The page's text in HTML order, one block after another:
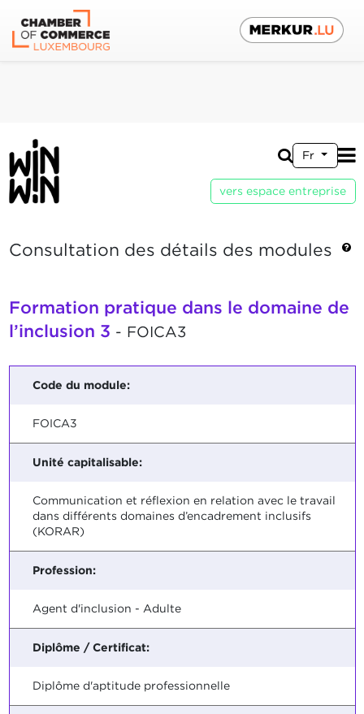
Fr
vers espace entreprise
Consultation des détails des modules
Formation pratique dans le domaine de
l’inclusion 3 - FOICA3
Code du module:
FOICA3
Unité capitalisable:
Communication et réflexion en relation avec le travail
dans différents domaines d’encadrement inclusifs
(KORAR)
Profession:
Agent d'inclusion - Adulte
Diplôme / Certificat:
Diplôme d'aptitude professionnelle